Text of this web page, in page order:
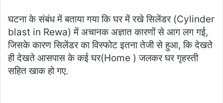
घटना के संबंध में बताया गया कि घर में रखे सिलेंडर (Cylinder
blast in Rewa) में अचानक अज्ञात कारणों से आग लग गई,
जिसके कारण सिलेंडर का विस्फोट इतना तेजी से हुआ, कि देखते
ही देखते आसपास के कई घर(Home ) जलकर घर गृहस्ती
सहित खाक हो गए.